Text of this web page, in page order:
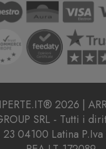
2026 |
SRL - Tutti i
04100 Latina